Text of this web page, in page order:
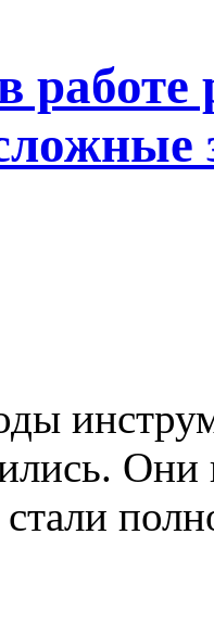
работе
Они
стали